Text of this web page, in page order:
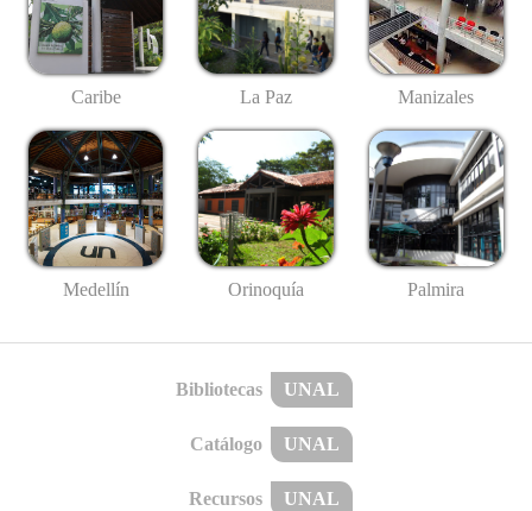
Caribe La Paz Manizales
Medellín Orinoquía Palmira
Bibliotecas UNAL
Catálogo UNAL
Recursos UNAL